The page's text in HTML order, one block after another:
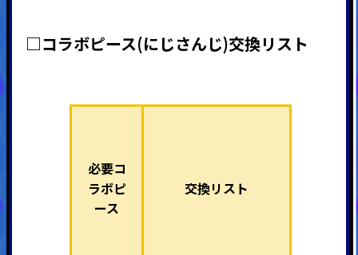
□コラボピース(にじさんじ)交換リスト
必要コ
ラボピ
ース
交換リスト